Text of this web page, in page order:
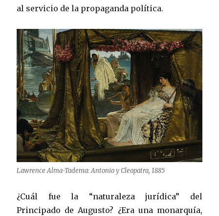
al servicio de la propaganda política.
Lawrence Alma-Tadema: Antonio y Cleopatra, 1885
¿Cuál fue la “naturaleza jurídica” del
Principado de Augusto? ¿Era una monarquía,